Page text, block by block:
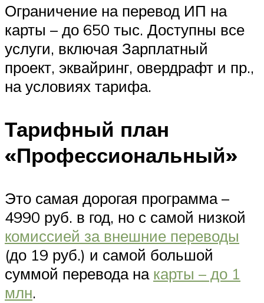
Ограничение на перевод ИП на
карты – до 650 тыс. Доступны все
услуги, включая Зарплатный
проект, эквайринг, овердрафт и пр.,
на условиях тарифа.
Тарифный план
«Профессиональный»
Это самая дорогая программа –
4990 руб. в год, но с самой низкой
комиссией за внешние переводы
(до 19 руб.) и самой большой
суммой перевода на карты – до 1
млн.